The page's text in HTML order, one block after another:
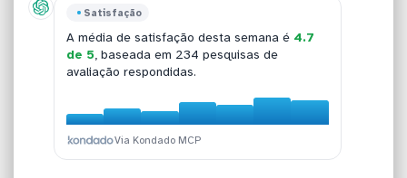
Huggy
Sua equipe completou 847 atendimentos
ontem com tempo médio de resposta de 3
minutos e 12 segundos.
Via Kondado MCP
Satisfação
A média de satisfação desta semana é 4.7
de 5, baseada em 234 pesquisas de
avaliação respondidas.
Via Kondado MCP
Agentes
Os três melhores agentes acumulam98%,
97% e 95%de aprovação dos clientes
atendidos.
Via Kondado MCP
Contatos
Você capturou156 novos leadsontem,
representando um crescimento de+18%
sobre a média diária.
Via Kondado MCP